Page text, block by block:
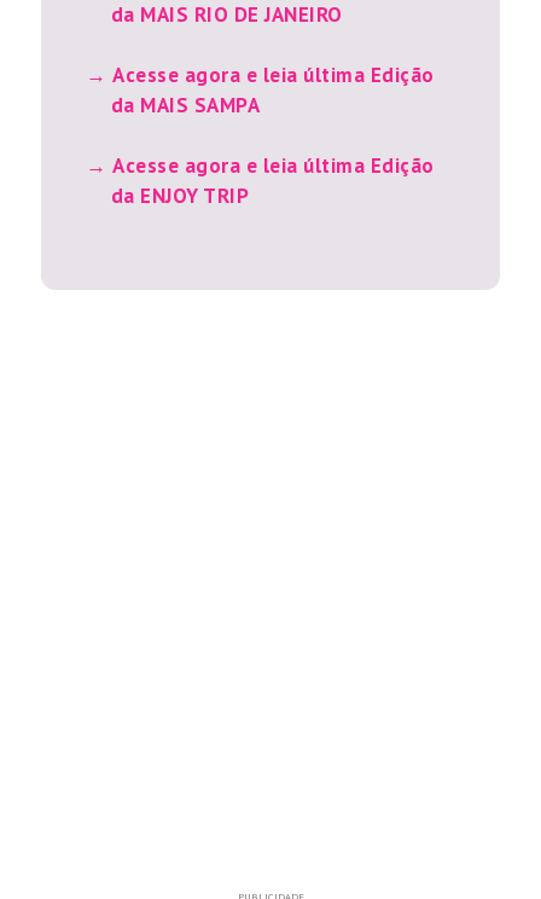
da MAIS RIO DE JANEIRO
Acesse agora e leia última Edição
da MAIS SAMPA
Acesse agora e leia última Edição
da ENJOY TRIP
PUBLICIDADE